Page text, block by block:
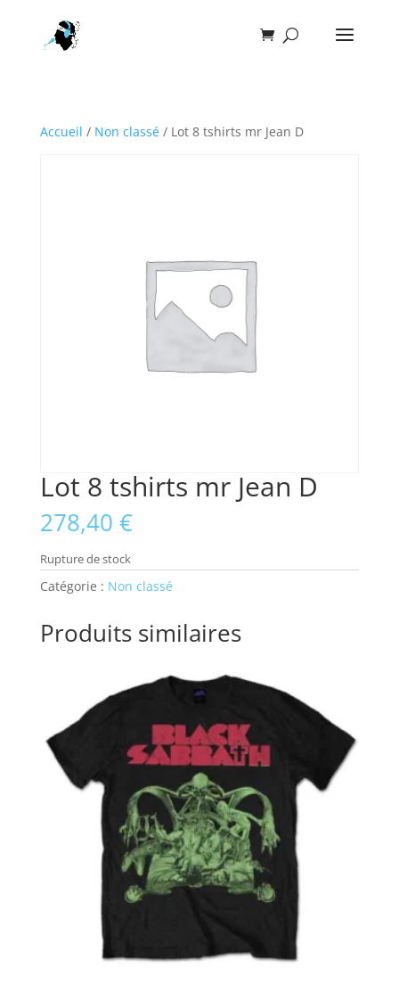
Accueil / Non classé/ Lot 8 tshirts mr Jean D
Lot 8 tshirts mr Jean D
278,40 €
Rupture de stock
Catégorie : Non classé
Produits similaires